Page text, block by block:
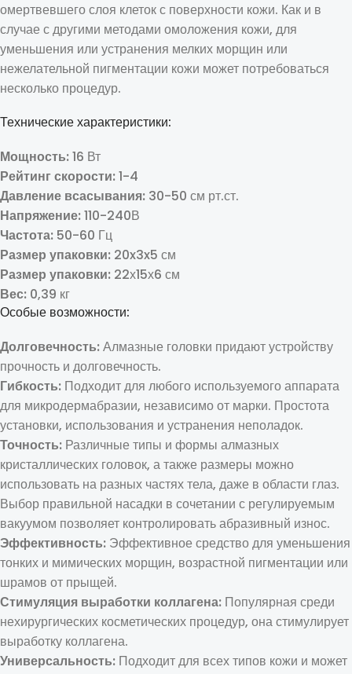
омертвевшего слоя клеток с поверхности кожи. Как и в
случае с другими методами омоложения кожи, для
уменьшения или устранения мелких морщин или
нежелательной пигментации кожи может потребоваться
несколько процедур.
Технические характеристики:
Мощность:16 Вт
Рейтинг скорости:1-4
Давление всасывания: 30-50 см рт.ст.
Напряжение:110-240В
Частота: 50-60 Гц
Размер упаковки: 20x3x5 см
Размер упаковки: 22х15х6 см
Вес: 0,39 кг
Особые возможности:
Долговечность:Алмазные головки придают устройству
прочность и долговечность.
Гибкость: Подходит для любого используемого аппарата
для микродермабразии, независимо от марки. Простота
установки, использования и устранения неполадок.
Точность: Различные типы и формы алмазных
кристаллических головок, а также размеры можно
использовать на разных частях тела, даже в области глаз.
Выбор правильной насадки в сочетании с регулируемым
вакуумом позволяет контролировать абразивный износ.
Эффективность: Эффективное средство для уменьшения
тонких и мимических морщин, возрастной пигментации или
шрамов от прыщей.
Стимуляция выработки коллагена: Популярная среди
нехирургических косметических процедур, она стимулирует
выработку коллагена.
Универсальность: Подходит для всех типов кожи и может